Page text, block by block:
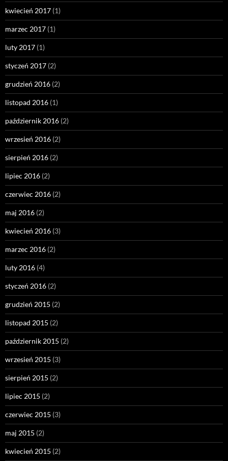
kwiecień 2017 (1)
marzec 2017 (1)
luty 2017 (1)
styczeń 2017 (2)
grudzień 2016 (2)
listopad 2016 (1)
październik 2016 (2)
wrzesień 2016 (2)
sierpień 2016 (2)
lipiec 2016 (2)
czerwiec 2016 (2)
maj 2016 (2)
kwiecień 2016 (3)
marzec 2016 (2)
luty 2016 (4)
styczeń 2016 (2)
grudzień 2015 (2)
listopad 2015 (2)
październik 2015 (2)
wrzesień 2015 (3)
sierpień 2015 (2)
lipiec 2015 (2)
czerwiec 2015 (3)
maj 2015 (2)
kwiecień 2015 (2)